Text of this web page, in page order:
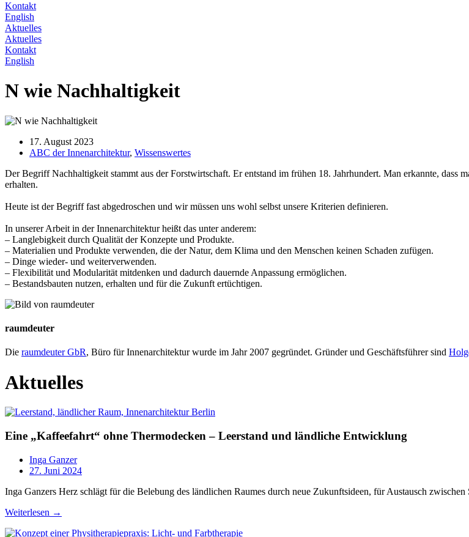
Kontakt
English
Aktuelles
Aktuelles
Kontakt
English
N wie Nachhaltigkeit
17. August 2023
ABC der Innenarchitektur, Wissenswertes
Der Begriff Nachhaltigkeit stammt aus der Forstwirtschaft. Er entstand im frühen 18. Jahrhundert. Man erkannte, dass
erhalten.
Heute ist der Begriff fast abgedroschen und wir müssen uns wohl selbst unsere Kriterien definieren.
In unserer Arbeit in der Innenarchitektur heißt das unter anderem:
– Langlebigkeit durch Qualität der Konzepte und Produkte.
– Materialien und Produkte verwenden, die der Natur, dem Klima und den Menschen keinen Schaden zufügen.
– Dinge wieder- und weiterverwenden.
– Flexibilität und Modularität mitdenken und dadurch dauernde Anpassung ermöglichen.
– Bestandsbauten nutzen, erhalten und für die Zukunft ertüchtigen.
raumdeuter
Die raumdeuter GbR, Büro für Innenarchitektur wurde im Jahr 2007 gegründet. Gründer und Geschäftsführer sind
Aktuelles
Eine „Kaffeefahrt“ ohne Thermodecken – Leerstand und ländliche Entwicklung
Inga Ganzer
27. Juni 2024
Inga Ganzers Herz schlägt für die Belebung des ländlichen Raumes durch neue Zukunftsideen, für Austausch zwischen
Weiterlesen →